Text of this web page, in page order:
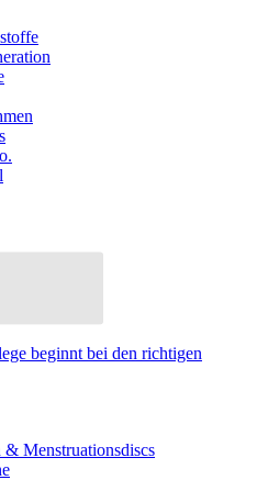
beginnt bei den richtigen
& Menstruationsdiscs